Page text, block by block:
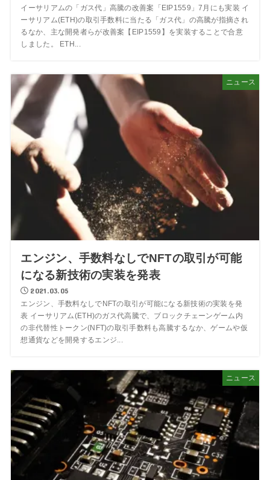
イーサリアムの「ガス代」高騰の改善案「EIP1559」7月にも実装 イ
ーサリアム(ETH)の取引手数料に当たる「ガス代」の高騰が指摘され
るなか、主な開発者らが改善案【EIP1559】を実装することで合意
しました。 ETH...
ニュース
エンジン、手数料なしでNFTの取引が可能
になる新技術の実装を発表
2021.03.05
エンジン、手数料なしでNFTの取引が可能になる新技術の実装を発
表 イーサリアム(ETH)のガス代高騰で、ブロックチェーンゲーム内
の非代替性トークン(NFT)の取引手数料も高騰するなか、ゲームや仮
想通貨などを開発するエンジ...
ニュース